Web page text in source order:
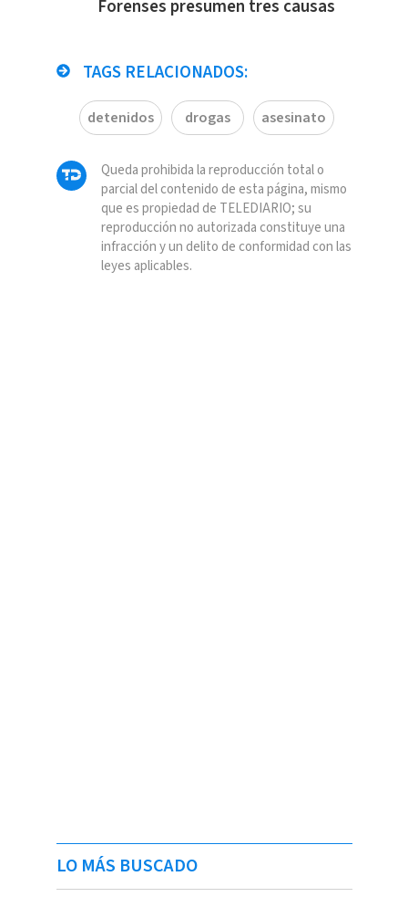
Forenses presumen tres causas
TAGS RELACIONADOS:
detenidos drogas asesinato
Queda prohibida la reproducción total o
parcial del contenido de esta página, mismo
que es propiedad de TELEDIARIO; su
reproducción no autorizada constituye una
infracción y un delito de conformidad con las
leyes aplicables.
LO MÁS BUSCADO